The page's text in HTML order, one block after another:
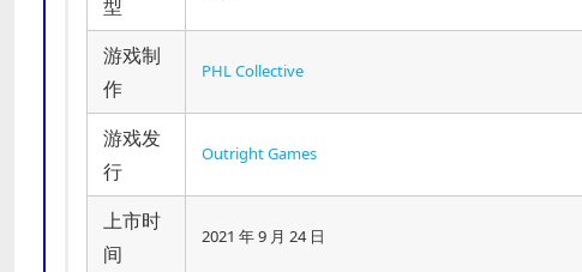
型
游戏制
作
PHL Collective
游戏发
行
Outright Games
上市时
间
2021 年 9 月 24 日